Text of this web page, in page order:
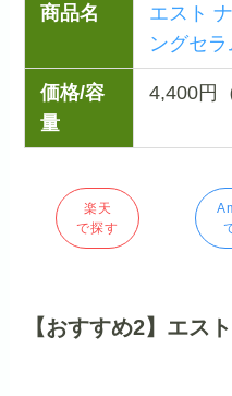
商品名
エスト
ングセラ
価格/容
量
4,400円
楽天
で探す
【おすすめ2】エス